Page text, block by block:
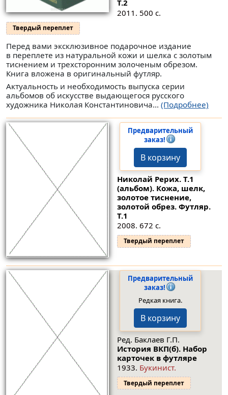
Т.2
2011. 500 с.
Твердый переплет
Перед вами эксклюзивное подарочное издание
в переплете из натуральной кожи и шелка с золотым
тиснением и трехсторонним золоченым обрезом.
Книга вложена в оригинальный футляр.
Актуальность и необходимость выпуска серии
альбомов об искусстве выдающегося русского
художника Николая Константиновича... (Подробнее)
Предварительный
заказ!
В корзину
Николай Рерих. Т.1
(альбом). Кожа, шелк,
золотое тиснение,
золотой обрез. Футляр.
Т.1
2008. 672 с.
Твердый переплет
Предварительный
заказ!
Редкая книга.
В корзину
Ред. Баклаев Г.П.
История ВКП(б). Набор
карточек в футляре
1933. Букинист.
Твердый переплет